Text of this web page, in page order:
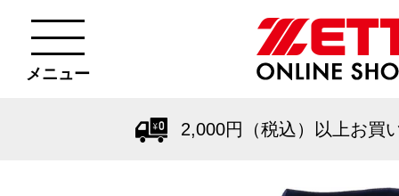
メニュー
2,000円（税込）以上お買